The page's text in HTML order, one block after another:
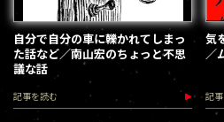
自分で自分の車に轢かれてしまっ
た話など／南山宏のちょっと不思
議な話
記事を読む
気
／
記